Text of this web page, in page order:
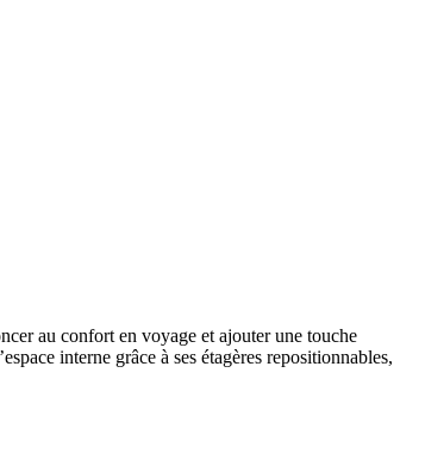
au confort en voyage et ajouter une touche
interne grâce à ses étagères repositionnables,